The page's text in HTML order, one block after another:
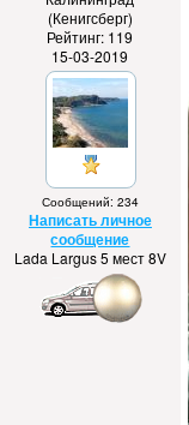
(Кенигсберг)
Рейтинг: 119
15-03-2019
Сообщений: 234
Написать личное
сообщение
Lada Largus 5 мест 8V